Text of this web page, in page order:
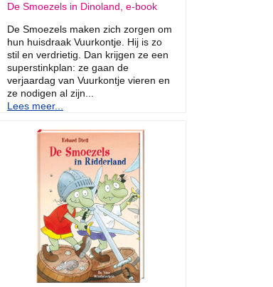
De Smoezels in Dinoland, e-book
De Smoezels maken zich zorgen om
hun huisdraak Vuurkontje. Hij is zo
stil en verdrietig. Dan krijgen ze een
superstinkplan: ze gaan de
verjaardag van Vuurkontje vieren en
ze nodigen al zijn...
Lees meer...